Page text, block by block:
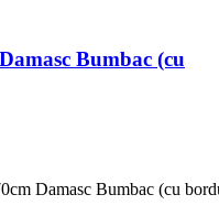
Bumbac (cu
Damasc Bumbac (cu